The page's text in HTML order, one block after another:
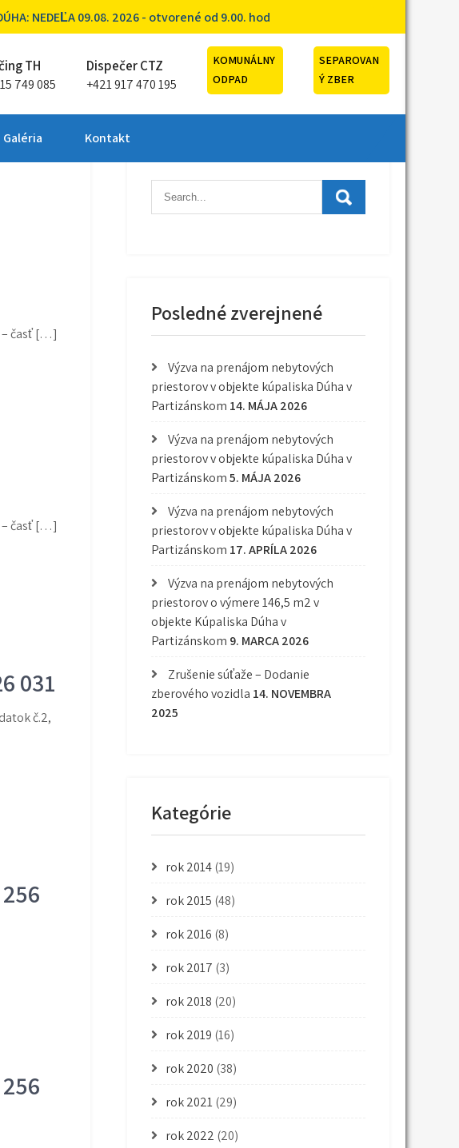
NEDEĽA 09.08. 2026 - otvorené od 9.00. hod
TH
749 085
Dispečer CTZ
+421 917 470 195
KOMUNÁLNY
ODPAD
SEPAROVAN
Ý ZBER
Galéria Kontakt
– časť […]
– časť […]
031
č.2,
Posledné zverejnené
Výzva na prenájom nebytových
priestorov v objekte kúpaliska Dúha v
Partizánskom 14. MÁJA 2026
Výzva na prenájom nebytových
priestorov v objekte kúpaliska Dúha v
Partizánskom 5. MÁJA 2026
Výzva na prenájom nebytových
priestorov v objekte kúpaliska Dúha v
Partizánskom 17. APRÍLA 2026
Výzva na prenájom nebytových
priestorov o výmere 146,5 m2 v
objekte Kúpaliska Dúha v
Partizánskom 9. MARCA 2026
Zrušenie súťaže – Dodanie
zberového vozidla 14. NOVEMBRA
2025
Kategórie
rok 2014(19)
rok 2015 (48)
rok 2016 (8)
rok 2017 (3)
rok 2018 (20)
rok 2019 (16)
rok 2020 (38)
rok 2021(29)
rok 2022 (20)